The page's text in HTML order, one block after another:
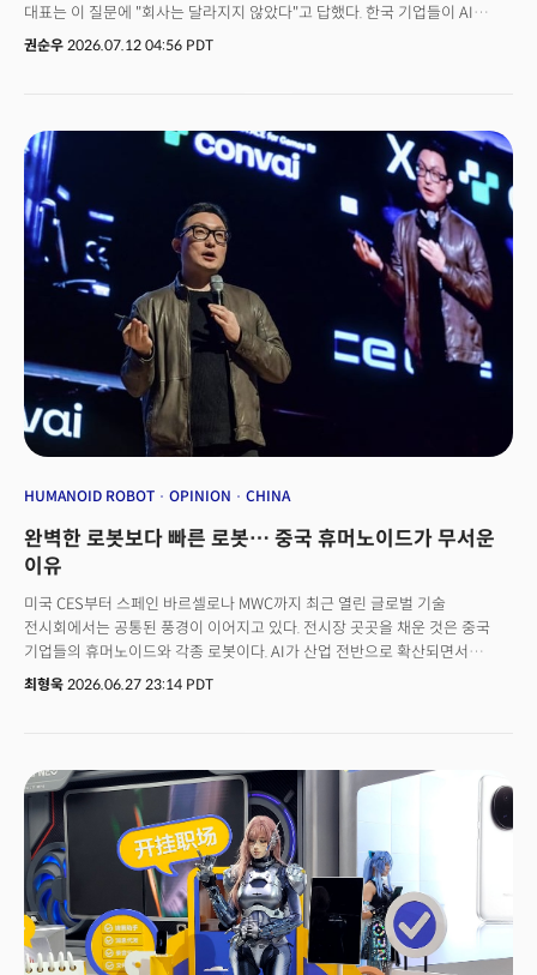
대표는 이 질문에 "회사는 달라지지 않았다"고 답했다. 한국 기업들이 AI
교육과 도입에 적지 않은 예산과 시간을 투자했지만, 정작 조직 운영 방식은
달라지고 있다고 강조했다. 이제 기업들이 경쟁하는 대상은 AI를 활용해
의사결정 속도를 높이고 실행 체계를 바꾸는 조직이라는 것이다. 기술 경쟁의
중심이 모델 성능에서 조직 운영 방식으로 이동하고 있다는 분석이다. 손
대표는 이날 유데미 비즈니스가 개최한 연례 HR·AI 콘퍼런스 'FWD Korea
2026'에서 '2026년, 실리콘밸리는 무엇에 올인하나'를 주제로 강연했다.
올해 행사의 주제는 '인간의 스킬, AI의 스케일(Human Skills, AI Scale)'.
우주연 유데미 비즈니스 코리아 대표를 비롯해 앤서니 살시토 코세라 SVP,
강병관 신한EZ손해보험 대표, 김홍기 서울대 교수 등이 무대에 올랐다.이번
행사는 유데미와 코세라(Coursera)의 통합 이후 한국에서 처음 열린 공식
행사다. 손 대표는 실리콘밸리에서 두 회사와 주요 AI 기업들을 장기간 취재해
온 경험을 바탕으로, AI 경쟁의 무게중심이 모델 개발에서 조직 혁신으로
이동하고 있는 배경을 설명했다. 🚀 더밀크 멤버십 가입하고 일의 미래
확인하기
권순우 2026.07.12 04:56 PDT
HUMANOID ROBOT OPINION CHINA
완벽한 로봇보다 빠른 로봇… 중국 휴머노이드가 무서운
이유
미국 CES부터 스페인 바르셀로나 MWC까지 최근 열린 글로벌 기술
전시회에서는 공통된 풍경이 이어지고 있다. 전시장 곳곳을 채운 것은 중국
기업들의 휴머노이드와 각종 로봇이다. AI가 산업 전반으로 확산되면서
이러한 변화는 전시회의 대표적인 트렌드로 자리 잡았다.서울에서 열린 'STK
하드웨어 분야에서 이처럼 빠르게 앞서가기 시작했을까. 오랫동안 이 산업을
지켜본 사람이라면 이 변화가 하루아침에 만들어진 결과가 아니라는 사실을
알고 있다. 🚀 더밀크 멤버 가입하고 주 3~4회 뷰스레터 무료로 받아보기
최형욱 2026.06.27 23:14 PDT